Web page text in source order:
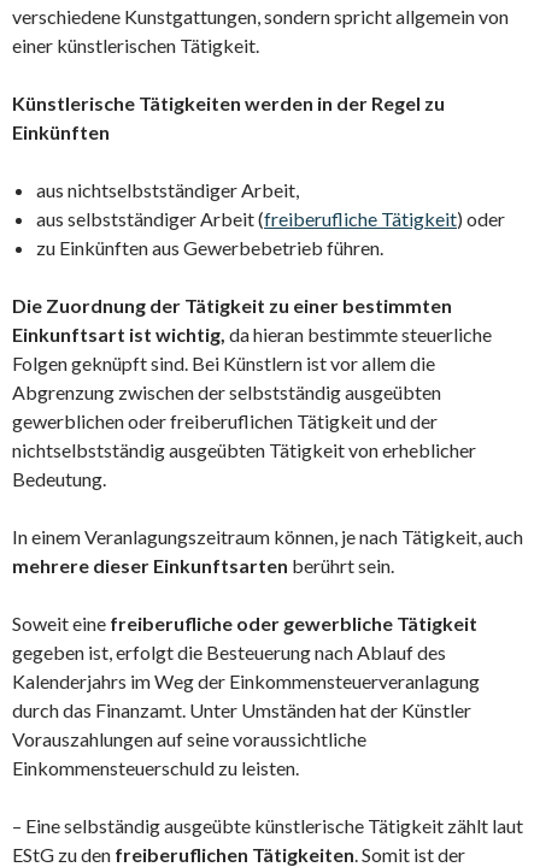
verschiedene Kunstgattungen, sondern spricht allgemein von
einer künstlerischen Tätigkeit.
Künstlerische Tätigkeiten werden in der Regel zu
Einkünften
aus nichtselbstständiger Arbeit,
aus selbstständiger Arbeit (freiberufliche Tätigkeit) oder
zu Einkünften aus Gewerbebetrieb führen.
Die Zuordnung der Tätigkeit zu einer bestimmten
Einkunftsart ist wichtig, da hieran bestimmte steuerliche
Folgen geknüpft sind. Bei Künstlern ist vor allem die
Abgrenzung zwischen der selbstständig ausgeübten
gewerblichen oder freiberuflichen Tätigkeit und der
nichtselbstständig ausgeübten Tätigkeit von erheblicher
Bedeutung.
In einem Veranlagungszeitraum können, je nach Tätigkeit, auch
mehrere dieser Einkunftsarten berührt sein.
Soweit eine freiberufliche oder gewerbliche Tätigkeit
gegeben ist, erfolgt die Besteuerung nach Ablauf des
Kalenderjahrs im Weg der Einkommensteuerveranlagung
durch das Finanzamt. Unter Umständen hat der Künstler
Vorauszahlungen auf seine voraussichtliche
Einkommensteuerschuld zu leisten.
– Eine selbständig ausgeübte künstlerische Tätigkeit zählt laut
EStG zu den freiberuflichen Tätigkeiten . Somit ist der